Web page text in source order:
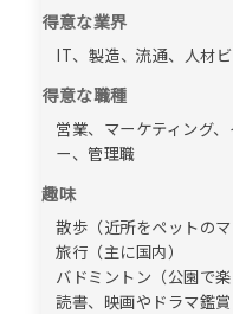
得意な業界
IT、製造、流通、人材
得意な職種
営業、マーケティング
ー、管理職
趣味
散歩（近所をペットのマ
旅行（主に国内）
バドミントン（公園で楽
読書、映画やドラマ鑑賞